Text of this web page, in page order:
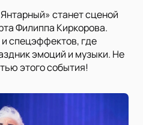
станет сценой
Филиппа Киркорова.
и спецэффектов, где
эмоций и музыки. Не
этого события!